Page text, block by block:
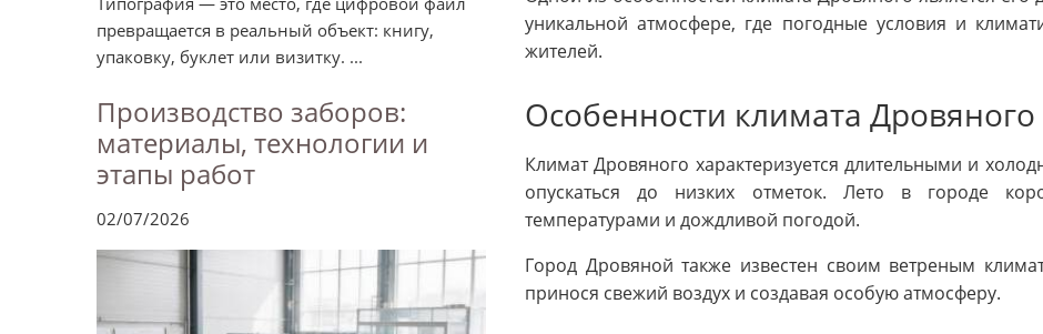
превращается в реальный объект: книгу,
упаковку, буклет или визитку. ...
Производство заборов:
материалы, технологии и
этапы работ
02/07/2026
уникальной атмосфере, где погодные условия и
жителей.
Особенности климата Дровяного
Климат Дровяного характеризуется длительными и
опускаться до низких отметок. Лето в городе
температурами и дождливой погодой.
Город Дровяной также известен своим ветреным
принося свежий воздух и создавая особую атмосферу.